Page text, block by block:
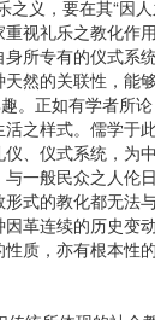
之义，要在其“因
视礼乐之教化作
所专有的仪式系
然的关联性，能
。正如有学者所
之样式。儒学于
、仪式系统，为
一般民众之人伦
式的教化都无法
革连续的历史变
质，亦有根本性